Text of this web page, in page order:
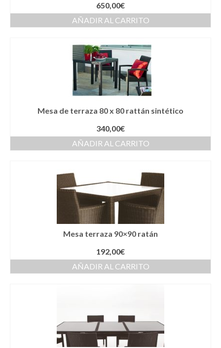
650,00€
AÑADIR AL CARRITO
Mesa de terraza 80 x 80 rattán sintético
340,00€
AÑADIR AL CARRITO
Mesa terraza 90×90 ratán
192,00€
AÑADIR AL CARRITO